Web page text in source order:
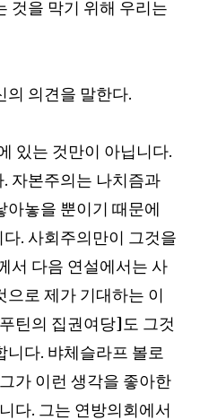
것을 막기 위해 우리는
의 의견을 말한다.
있는 것만이 아닙니다.
. 자본주의는 나치즘과
아놓을 뿐이기 때문에
다. 사회주의만이 그것을
서 다음 연설에서는 사
으로 제가 기대하는 이
푸틴의 집권여당]도 그것
니다. 뱌체슬라프 볼로
그가 이런 생각을 좋아한
다. 그는 연방의회에서